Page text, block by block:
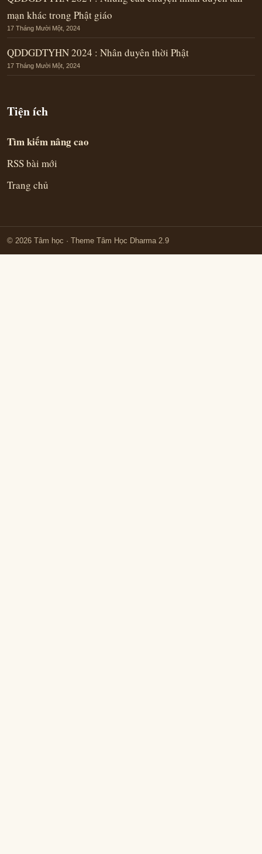
mạn khác trong Phật giáo
17 Tháng Mười Một, 2024
QDDGDTYHN 2024 : Nhân duyên thời Phật
17 Tháng Mười Một, 2024
Tiện ích
Tìm kiếm nâng cao
RSS bài mới
Trang chủ
© 2026 Tâm học · Theme Tâm Học Dharma 2.9